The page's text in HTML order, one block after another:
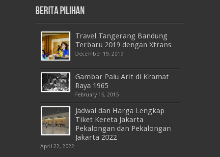
Berita Pilihan
Travel Tangerang Bandung
Terbaru 2019 dengan Xtrans
December 19, 2019
Gambar Palu Arit di Kramat
Raya 1965
February 16, 2015
Jadwal dan Harga Lengkap
Tiket Kereta Jakarta
Pekalongan dan Pekalongan
Jakarta 2022
April 22, 2022